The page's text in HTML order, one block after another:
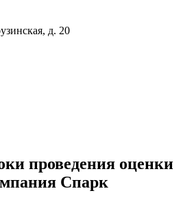
д. 20
проведения оценки
Спарк